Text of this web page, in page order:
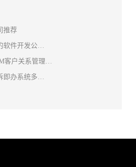
推荐
软件开发公…
客户关系管理…
即办系统多…